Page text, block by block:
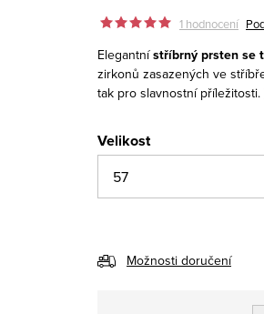
1 hodnocení
Elegantnístříbrný prsten se
zirkonů zasazených ve
tak pro slavnostní příležitosti.
Velikost
Možnosti doručení